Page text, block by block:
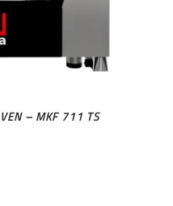
– MKF 711 TS